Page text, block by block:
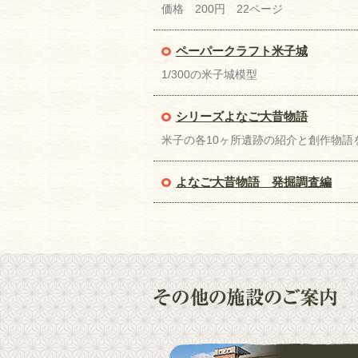
価格 200円 22ページ
ペーパークラフト米子城
1/300の米子城模型
シリーズよなご大昔物語
米子の各10ヶ所遺跡の紹介と創作物語
よなご大昔物語 発掘調査編